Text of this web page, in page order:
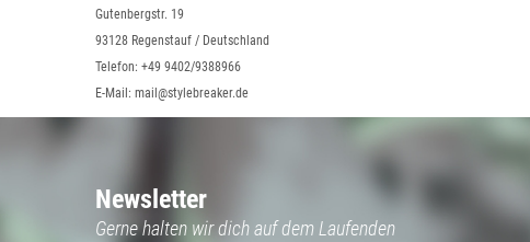
Gutenbergstr. 19
93128 Regenstauf / Deutschland
Telefon: +49 9402/9388966
E-Mail: mail@stylebreaker.de
Newsletter
Gerne halten wir dich auf dem Laufenden